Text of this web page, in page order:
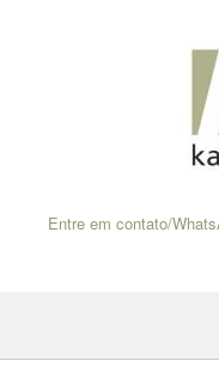
Entre em contato/